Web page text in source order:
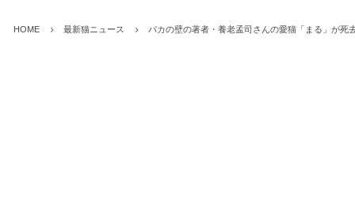
HOME 最新猫ニュース バカの壁の著者・養老孟司さんの愛猫「まる」が死